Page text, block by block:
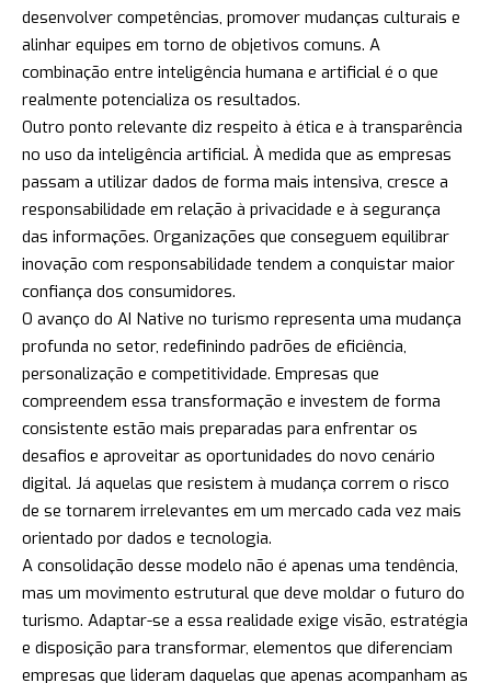
desenvolver competências, promover mudanças culturais e
alinhar equipes em torno de objetivos comuns. A
combinação entre inteligência humana e artificial é o que
realmente potencializa os resultados.
Outro ponto relevante diz respeito à ética e à transparência
no uso da inteligência artificial. À medida que as empresas
passam a utilizar dados de forma mais intensiva, cresce a
responsabilidade em relação à privacidade e à segurança
das informações. Organizações que conseguem equilibrar
inovação com responsabilidade tendem a conquistar maior
confiança dos consumidores.
O avanço do AI Native no turismo representa uma mudança
profunda no setor, redefinindo padrões de eficiência,
personalização e competitividade. Empresas que
compreendem essa transformação e investem de forma
consistente estão mais preparadas para enfrentar os
desafios e aproveitar as oportunidades do novo cenário
digital. Já aquelas que resistem à mudança correm o risco
de se tornarem irrelevantes em um mercado cada vez mais
orientado por dados e tecnologia.
A consolidação desse modelo não é apenas uma tendência,
mas um movimento estrutural que deve moldar o futuro do
turismo. Adaptar-se a essa realidade exige visão, estratégia
e disposição para transformar, elementos que diferenciam
empresas que lideram daquelas que apenas acompanham as